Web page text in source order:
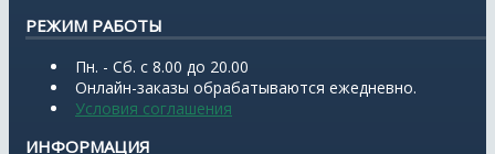
РЕЖИМ РАБОТЫ
Пн. - Сб. с 8.00 до 20.00
Онлайн-заказы обрабатываются ежедневно.
Условия соглашения
ИНФОРМАЦИЯ